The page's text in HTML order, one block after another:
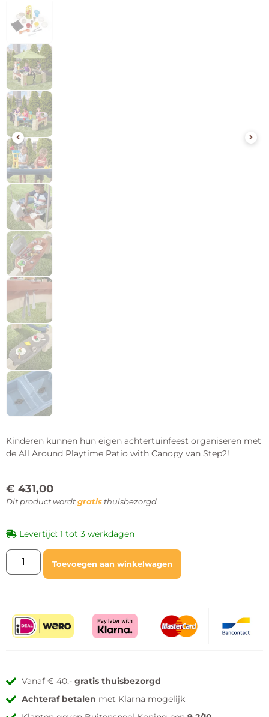
Kinderen kunnen hun eigen achtertuinfeest organiseren met
de All Around Playtime Patio with Canopy van Step2!
€ 431,00
Dit product wordt gratis thuisbezorgd
Levertijd: 1 tot 3 werkdagen
Toevoegen aan winkelwagen
Vanaf € 40,-gratis thuisbezorgd
Achteraf betalen met Klarna mogelijk